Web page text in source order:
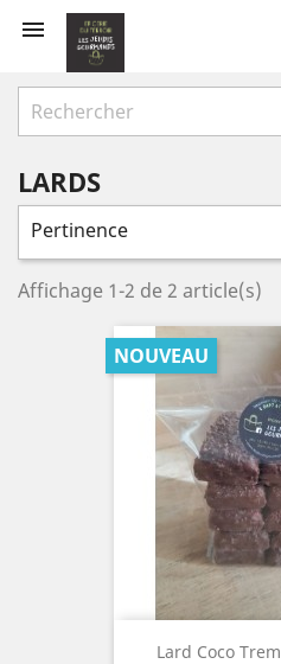

LARDS
Pertinence
Affichage 1-2 de 2 article(s)
Lard Coco
NOUVEAU